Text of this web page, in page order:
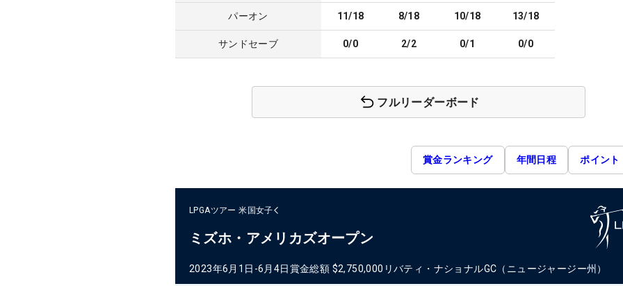
パーオン 11/18 8/18 10/18 13/18
サンドセーブ 0/0 2/2 0/1 0/0
フルリーダーボード
賞金ランキング 年間日程 ポイント
LPGAツアー 米国女子
ミズホ・アメリカズオープン
2023年6月1日-6月4日賞金総額 $2,750,000 リバティ・ナショナルGC（ニュージャージー州）